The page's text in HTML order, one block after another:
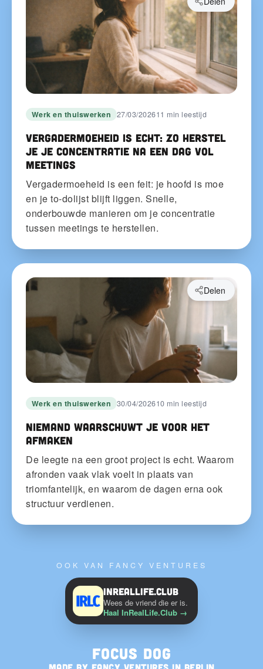
Werk en thuiswerken 27/03/202611 min leestijd
Vergadermoeheid is echt: zo herstel
je je concentratie na een dag vol
meetings
Vergadermoeheid is een feit: je hoofd is moe
en je to-dolijst blijft liggen. Snelle,
onderbouwde manieren om je concentratie
tussen meetings te herstellen.
Werk en thuiswerken 30/04/202610 min leestijd
Niemand waarschuwt je voor het
afmaken
De leegte na een groot project is echt. Waarom
afronden vaak vlak voelt in plaats van
triomfantelijk, en waarom de dagen erna ook
structuur verdienen.
Delen
OOK VAN FANCY VENTURES
InRealLife.Club
Wees de vriend die er is.
Haal InRealLife.Club →
Focus Dog